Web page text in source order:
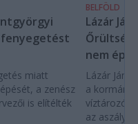
miatt
a zenész
is elítélték
BELFÖLD
Lázár
Őrültség
nem
Lázár
a kormány
az